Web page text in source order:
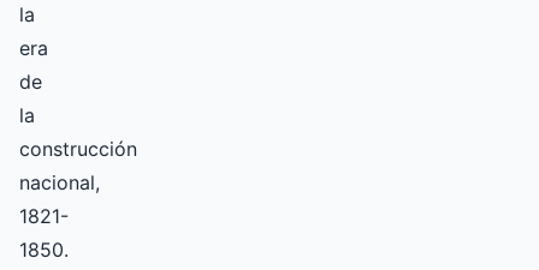
la
era
de
la
construcción
nacional,
1821-
1850.